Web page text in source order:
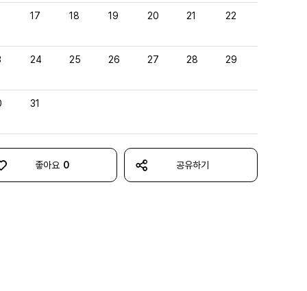
17 18 19 20 21 22
24 25 26 27 28 29
31
좋아요 0 공유하기